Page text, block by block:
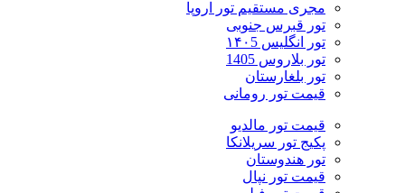
مجری مستقیم تور اروپا
تور قبرس جنوبی
تور انگلیس ۱۴۰5
تور بلاروس 1405
تور بلغارستان
قیمت تور رومانی
قیمت تور مالدیو
پکیج تور سریلانکا
تور هندوستان
قیمت تور نپال